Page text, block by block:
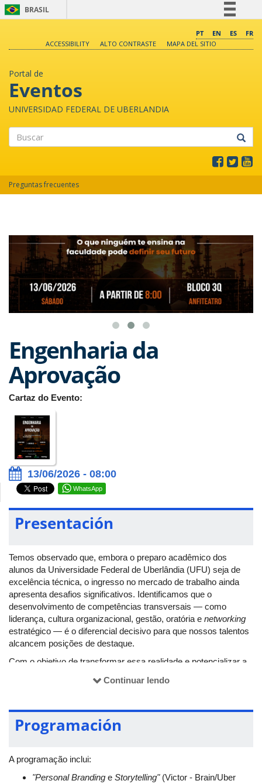
BRASIL
Comunica BR
PT EN ES
FR
ACCESSIBILITY
ALTO CONTRASTE MAPA DEL SITIO
Portal de
Eventos
UNIVERSIDAD FEDERAL DE UBERLANDIA
Preguntas frecuentes
Engenharia da
Aprovação
Cartaz do Evento:
13/06/2026 - 08:00
WhatsApp
Presentación
Temos observado que, embora o preparo acadêmico dos
alunos da Universidade Federal de Uberlândia (UFU) seja de
excelência técnica, o ingresso no mercado de trabalho ainda
apresenta desafios significativos. Identificamos que o
desenvolvimento de competências transversais — como
liderança, cultura organizacional, gestão, oratória e networking
estratégico — é o diferencial decisivo para que nossos talentos
alcancem posições de destaque.
Com o objetivo de transformar essa realidade e potencializar a
Soluções em Engenharia Química - ConsultEQ UFU promove o
imersão estratégica desenhada para preencher essas lacunas
práticas, conectando o conhecimento universitário às
demandas das grandes corporações.
A programação será no auditório do Bloco 3Q do Campus
Santa Mônica.
Continuar lendo
Programación
A programação inclui:
"Personal Branding e Storytelling"(Victor - Brain/Uber